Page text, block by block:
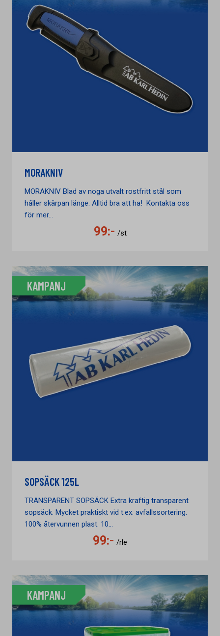
MORAKNIV
MORAKNIV Blad av noga utvalt rostfritt stål som
håller skärpan länge. Alltid bra att ha! Kontakta oss
för mer...
99:- /st
KAMPANJ
SOPSÄCK 125L
TRANSPARENT SOPSÄCK Extra kraftig transparent
sopsäck. Mycket praktiskt vid t.ex. avfallssortering.
100% återvunnen plast. 10...
99:- /rle
KAMPANJ